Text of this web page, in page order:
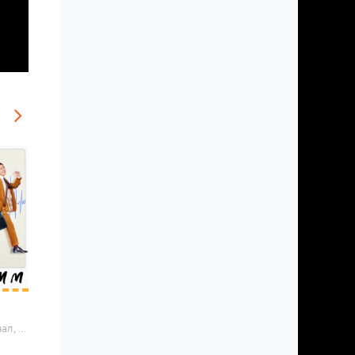
2017 / Криминал, Комедия, Драма, Корейские дорамы